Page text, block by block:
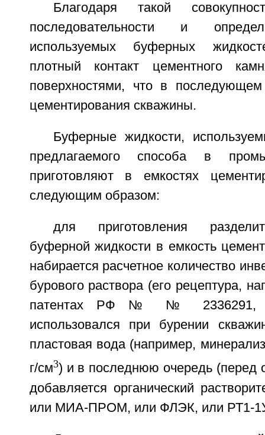
Благодаря такой
последовательности и
используемых буферных
плотный контакт цементного
поверхностями, что в последующем
цементирования скважины.
Буферные жидкости,
предлагаемого способа в
приготовляют в емкостях
следующим образом:
для приготовления
буферной жидкости в емкость
набирается расчетное количество
бурового раствора (его рецептура,
патентах РФ № № 2336291,
использовался при бурении
пластовая вода (например,
г/см3) и в последнюю очередь (перед
добавляется органический
или МИА-ПРОМ, или ФЛЭК, или РТ1-